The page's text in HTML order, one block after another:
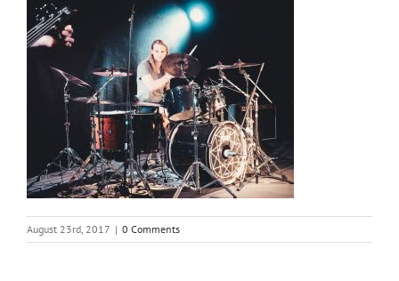
August 23rd, 2017 | 0 Comments